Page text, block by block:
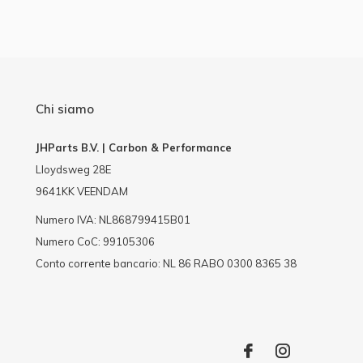
Chi siamo
JHParts B.V. | Carbon & Performance
Lloydsweg 28E
9641KK VEENDAM
Numero IVA: NL868799415B01
Numero CoC: 99105306
Conto corrente bancario: NL 86 RABO 0300 8365 38